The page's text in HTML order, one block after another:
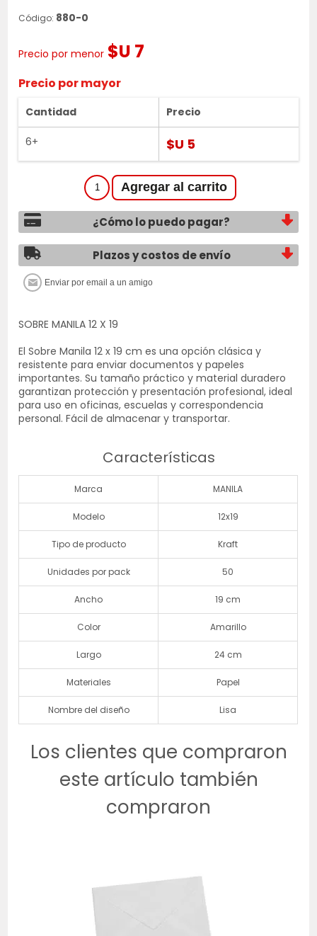
Código: 880-0
Precio por menor $U 7
Precio por mayor
Cantidad
6+
Precio
$U 5
¿Cómo lo puedo pagar?
Plazos y costos de envío
SOBRE MANILA 12 X 19
El Sobre Manila 12 x 19 cm es una opción clásica y
resistente para enviar documentos y papeles
importantes. Su tamaño práctico y material duradero
garantizan protección y presentación profesional, ideal
para uso en oficinas, escuelas y correspondencia
personal. Fácil de almacenar y transportar.
Características
Marca MANILA
Modelo 12x19
Tipo de producto Kraft
Unidades por pack 50
Ancho 19 cm
Color Amarillo
Largo 24 cm
Materiales Papel
Nombre del diseño Lisa
Los clientes que compraron
este artículo también
compraron